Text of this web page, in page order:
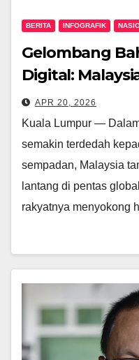
BERITA INFOGRAFIK
Gelombang
Digital:
Media Sosial
APR 20, 2026
Kuala Lumpur —
semakin terdedah
sempadan, Malaysia
lantang di pentas
rakyatnya menyokong